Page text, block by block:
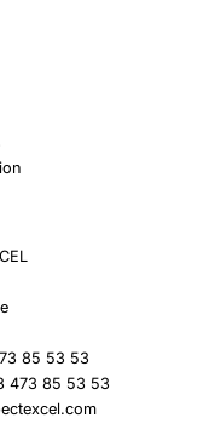
85 53 53
473 85 53 53